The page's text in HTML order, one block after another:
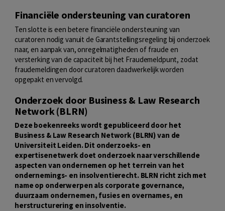
Financiële ondersteuning van curatoren
Ten slotte is een betere financiële ondersteuning van
curatoren nodig vanuit de Garantstellingsregeling bij onderzoek
naar, en aanpak van, onregelmatigheden of fraude en
versterking van de capaciteit bij het Fraudemeldpunt, zodat
fraudemeldingen door curatoren daadwerkelijk worden
opgepakt en vervolgd.
Onderzoek door Business & Law Research
Network (BLRN)
Deze boekenreeks wordt gepubliceerd door het
Business & Law Research Network (BLRN) van de
Universiteit Leiden. Dit onderzoeks- en
expertisenetwerk doet onderzoek naar verschillende
aspecten van ondernemen op het terrein van het
ondernemings- en insolventierecht. BLRN richt zich met
name op onderwerpen als corporate governance,
duurzaam ondernemen, fusies en overnames, en
herstructurering en insolventie.